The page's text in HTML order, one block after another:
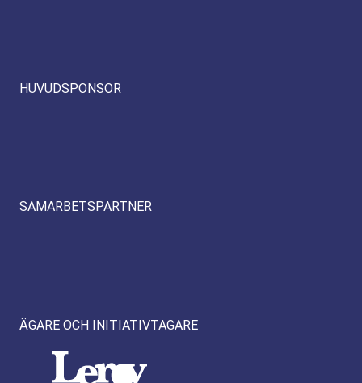
HUVUDSPONSOR
SAMARBETSPARTNER
ÄGARE OCH INITIATIVTAGARE